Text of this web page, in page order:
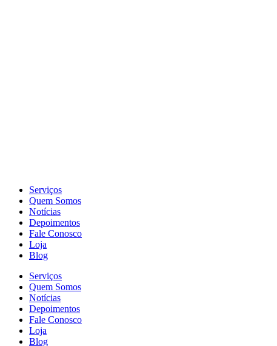
Serviços
Quem Somos
Notícias
Depoimentos
Fale Conosco
Loja
Blog
Serviços
Quem Somos
Notícias
Depoimentos
Fale Conosco
Loja
Blog